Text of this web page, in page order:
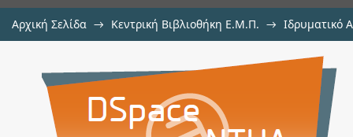
Αρχική Σελίδα → Κεντρική Βιβλιοθήκη Ε.Μ.Π. → Ιδρυματικό
A FORMULA FOR THE GINI